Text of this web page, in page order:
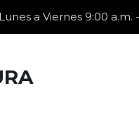
a Viernes 9:00 a.m.